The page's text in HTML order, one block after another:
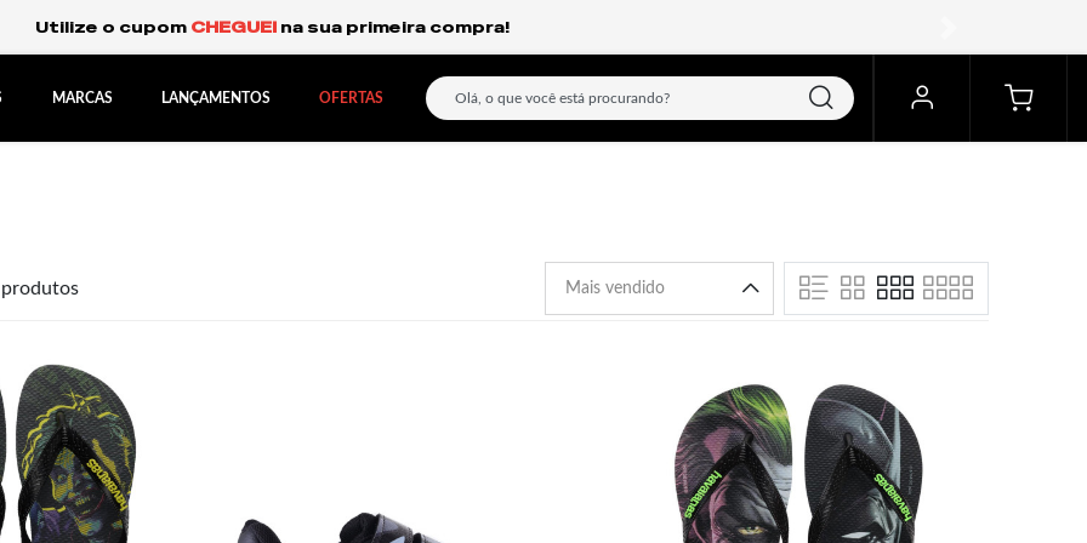
Frete Grátis Expresso para o Sul e São Paulo.
MARCAS LANÇAMENTOS OFERTAS
produtos